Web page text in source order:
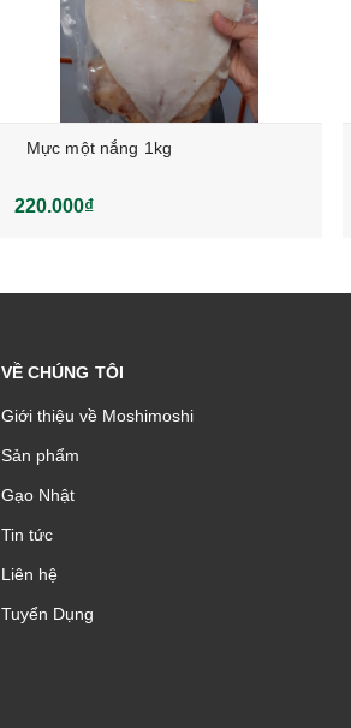
Mực một nắng 1kg
220.000₫
VỀ CHÚNG TÔI
Giới thiệu về Moshimoshi
Sản phẩm
Gạo Nhật
Tin tức
Liên hệ
Tuyển Dụng